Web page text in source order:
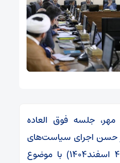
مهر، جلسه فوق العاده
حسن اجرای سیاست‌های
کلی نظام (دوشنبه ۴ اسفند۱۴۰۴) با موضوع